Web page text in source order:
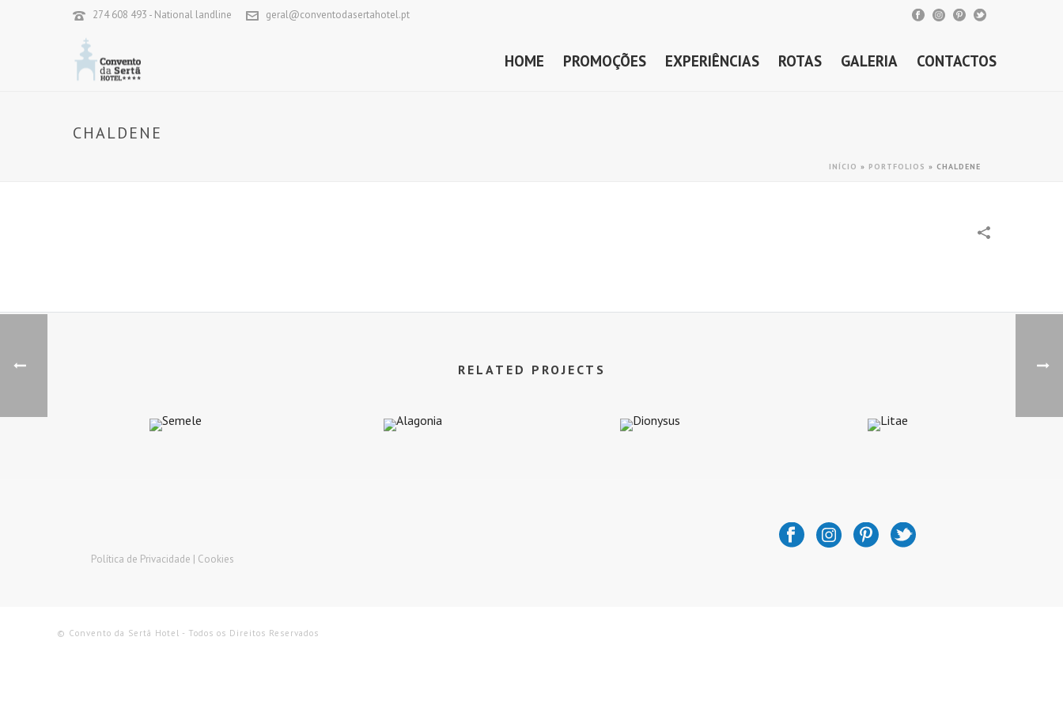
274 608 493 - National landline geral@conventodasertahotel.pt
HOME PROMOÇÕES EXPERIÊNCIAS ROTAS GALERIA CONTACTOS
CHALDENE
INÍCIO » PORTFOLIOS » CHALDENE
RELATED PROJECTS
Política de Privacidade | Cookies
© Convento da Sertã Hotel - Todos os Direitos Reservados